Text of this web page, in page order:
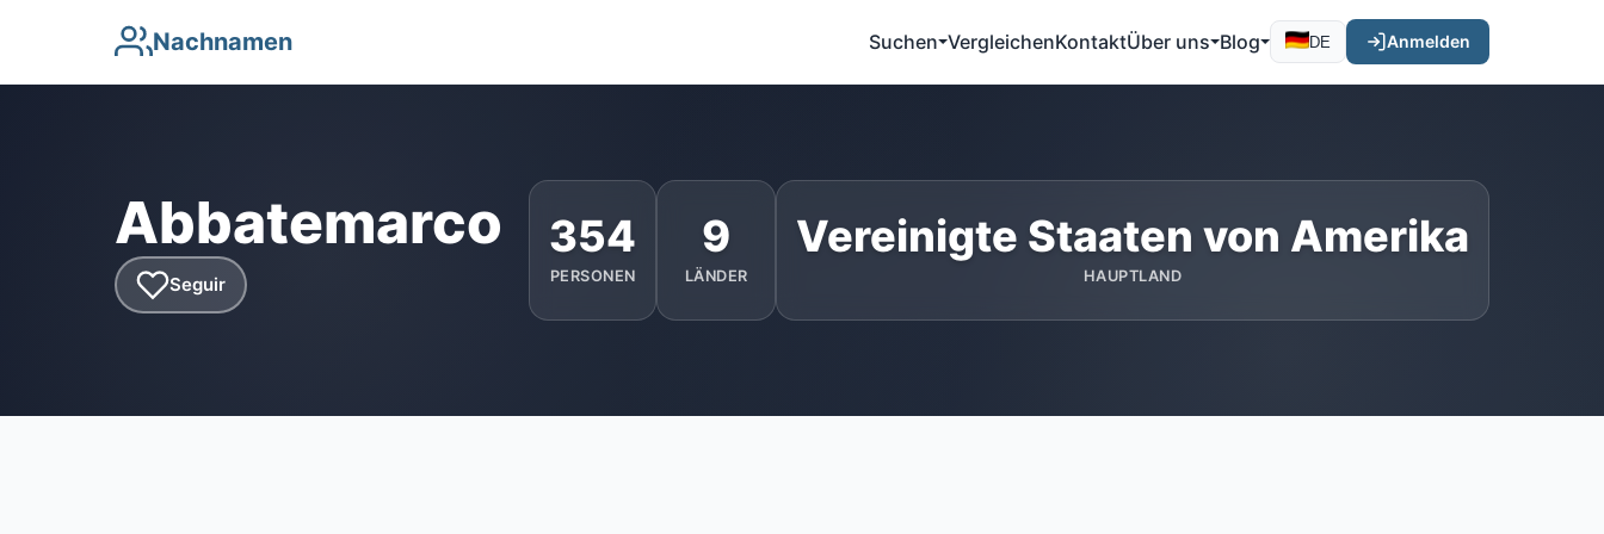
Nachnamen Suchen VergleichenKontaktÜber uns Blog DE Anmelden
Abbatemarco
Seguir
354
PERSONEN
9
LÄNDER
Vereinigte Staaten von Amerika
HAUPTLAND